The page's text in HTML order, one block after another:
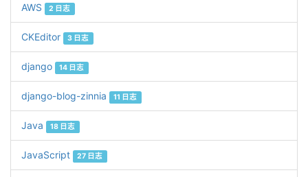
AWS 2 日志
CKEditor 3 日志
django 14 日志
django-blog-zinnia 11 日志
Java 18 日志
JavaScript 27 日志